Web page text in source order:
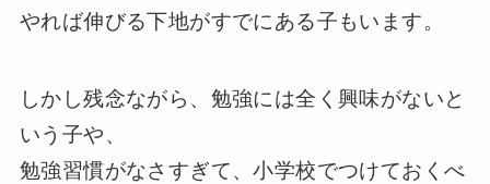
やれば伸びる下地がすでにある子もいます。
しかし残念ながら、勉強には全く興味がないと
いう子や、
勉強習慣がなさすぎて、小学校でつけておくべ